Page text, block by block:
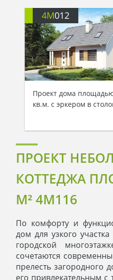
4M012
Проект дома
кв.м. с эркером в
ПРОЕКТ
КОТТЕДЖА
М² 4M116
По комфорту и
дом для узкого
городской
сочетаются
прелесть загородного
его привлекательным с